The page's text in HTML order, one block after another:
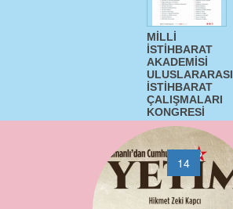
MİLLİ
İSTİHBARAT
AKADEMİSİ
ULUSLARARASI
İSTİHBARAT
ÇALIŞMALARI
KONGRESİ
12 13 14 15